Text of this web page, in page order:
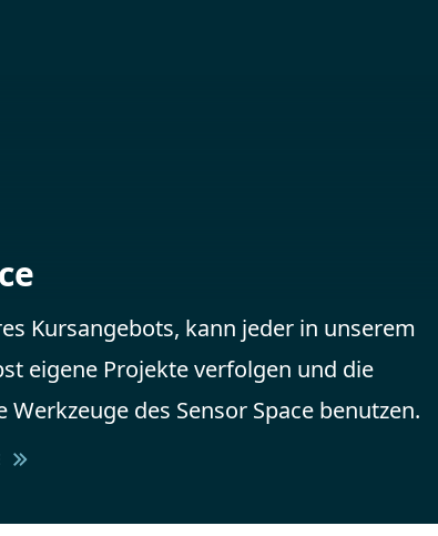
Kursangebots, kann jeder in unserem
eigene Projekte verfolgen und die
Werkzeuge des Sensor Space benutzen.